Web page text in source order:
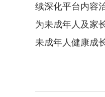
续深化平台内容
为未成年人及家
未成年人健康成